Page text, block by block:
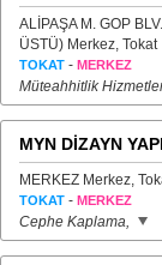
ALİPAŞA M. GOP
ÜSTÜ) Merkez, Tokat
TOKAT - MERKEZ
Müteahhitlik
MYN DİZAYN
MERKEZ Merkez,
TOKAT - MERKEZ
Cephe Kaplama,